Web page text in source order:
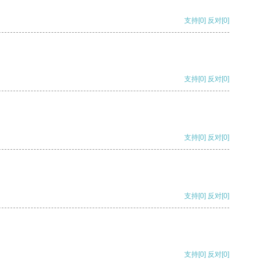
支持[0] 反对[0]
支持[0] 反对[0]
支持[0] 反对[0]
支持[0] 反对[0]
支持[0] 反对[0]